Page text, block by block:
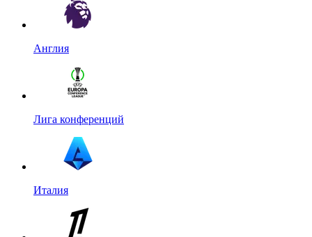
Англия
Лига конференций
Италия